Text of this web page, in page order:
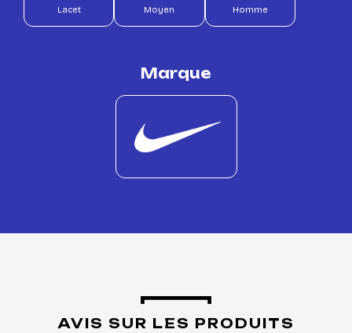
Lacet Moyen Homme
Marque
AVIS SUR LES PRODUITS